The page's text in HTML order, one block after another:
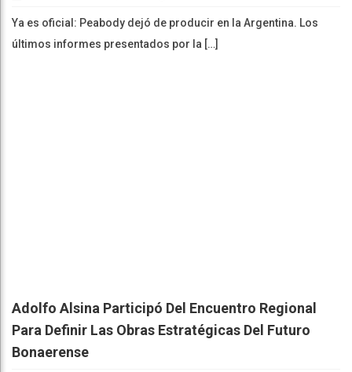
Ya es oficial: Peabody dejó de producir en la Argentina. Los
últimos informes presentados por la […]
Adolfo Alsina Participó Del Encuentro Regional
Para Definir Las Obras Estratégicas Del Futuro
Bonaerense